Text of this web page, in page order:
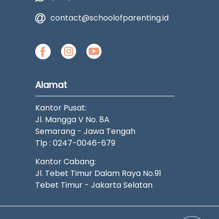
contact@schoolofparenting.id
Alamat
Kantor Pusat:
Jl. Mangga V No. 8A
Semarang - Jawa Tengah
Tlp : 0247-0046-679
Kantor Cabang:
Jl. Tebet Timur Dalam Raya No.91
Tebet Timur - Jakarta Selatan